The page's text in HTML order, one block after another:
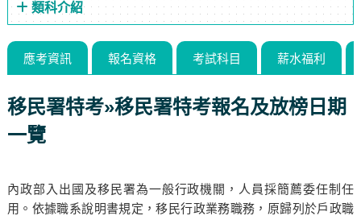
類科介紹
應考資訊 報名資格 考試科目 薪水福利
移民署特考»移民署特考報名及放榜日期
一覽
內政部入出國及移民署為一般行政機關，人員採簡薦委任制任
用。依據職系說明書規定，移民行政業務職務，原歸列於戶政職